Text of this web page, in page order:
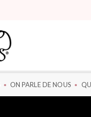
ON PARLE DE NOUS